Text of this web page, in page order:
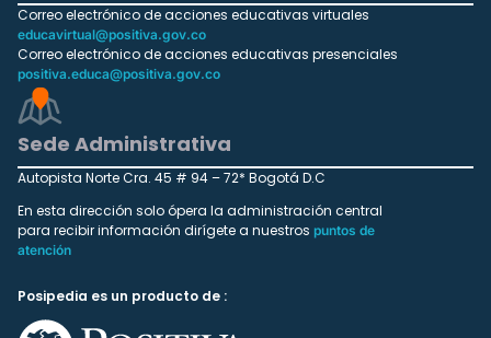
Correo electrónico de acciones educativas virtuales
educavirtual@positiva.gov.co
Correo electrónico de acciones educativas presenciales
positiva.educa@positiva.gov.co
Sede Administrativa
Autopista Norte Cra. 45 # 94 – 72* Bogotá D.C
En esta dirección solo ópera la administración central
para recibir información dirígete a nuestros puntos de
atención
Posipedia es un producto de :